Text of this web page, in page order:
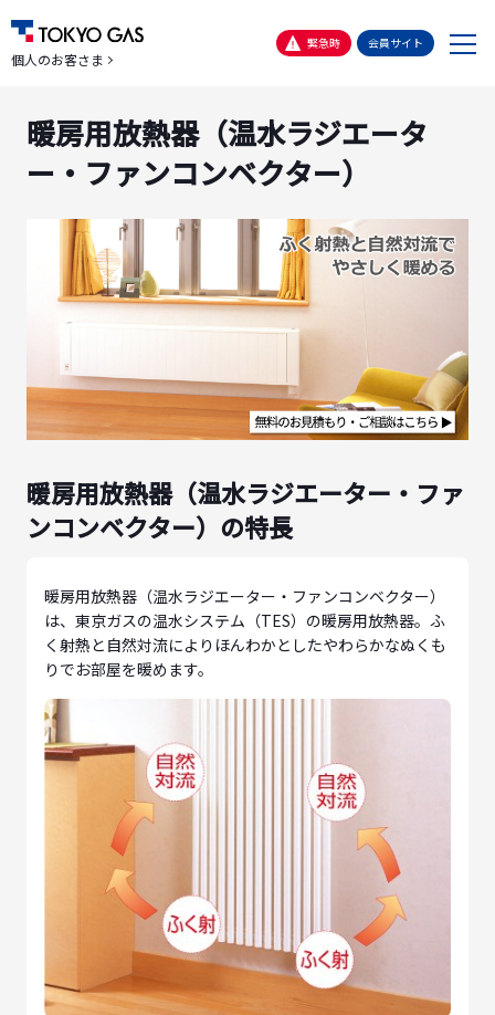
個人のお客さま
緊急時 会員サイト
メ
暖房用放熱器（温水ラジエータ
ー・ファンコンベクター）
暖房用放熱器（温水ラジエーター・ファ
ンコンベクター）の特長
暖房用放熱器（温水ラジエーター・ファンコンベクター）
は、東京ガスの温水システム（TES）の暖房用放熱器。ふ
く射熱と自然対流によりほんわかとしたやわらかなぬくも
りでお部屋を暖めます。